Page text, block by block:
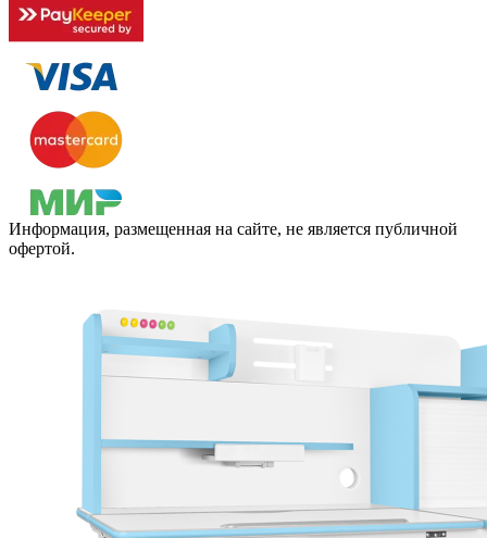
Информация, размещенная на сайте, не является публичной
офертой.